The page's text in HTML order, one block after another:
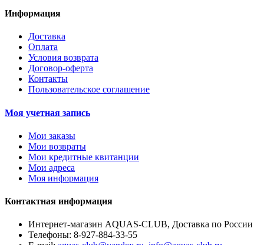
Информация
Доставка
Оплата
Условия возврата
Договор-оферта
Контакты
Пользовательское соглашение
Моя учетная запись
Мои заказы
Мои возвраты
Мои кредитные квитанции
Мои адреса
Моя информация
Контактная информация
Интернет-магазин AQUAS-CLUB, Доставка по России
Телефоны: 8-927-884-33-55